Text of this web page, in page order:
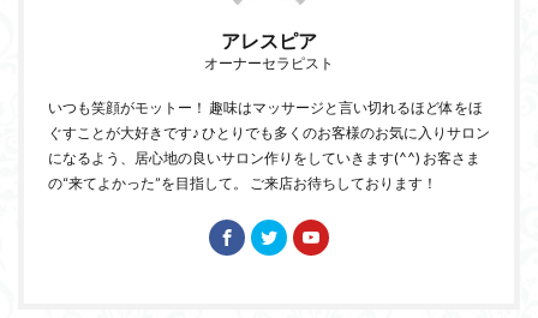
アレスピア
オーナーセラピスト
いつも笑顔がモットー！ 趣味はマッサージと言い切れるほど体をほ
ぐすことが大好きです♪ ひとりでも多くのお客様のお気に入りサロン
になるよう、居心地の良いサロン作りをしていきます(^^) お客さま
の“来てよかった”を目指して。 ご来店お待ちしております！